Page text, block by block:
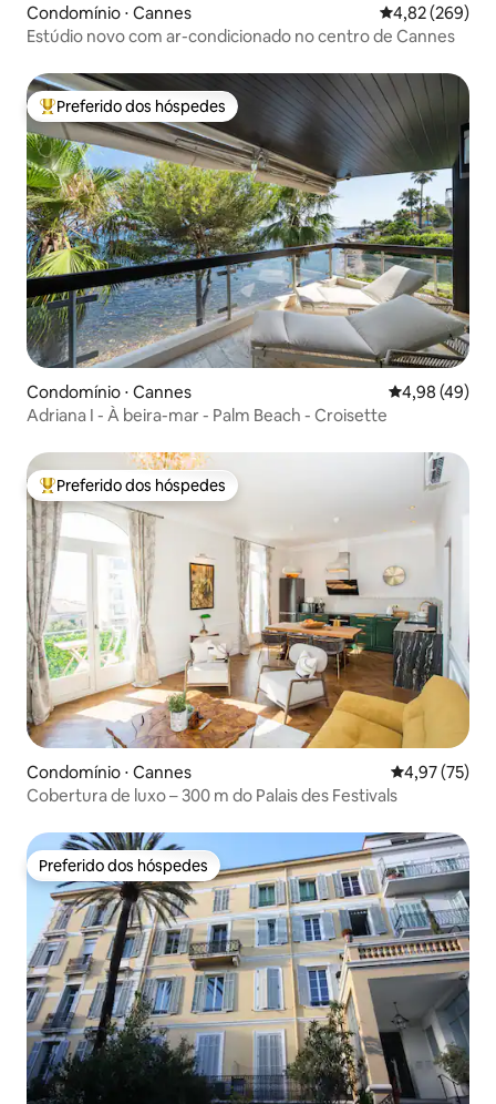
Condomínio ⋅ Cannes 4,82 de uma
4,82 (269)
Estúdio novo com ar-condicionado no centro de Cannes
Entre os melhores preferidos dos hóspedes
Preferido dos hóspedes
Condomínio ⋅ Cannes 4,98 de uma
4,98 (49)
Adriana I - À beira-mar - Palm Beach - Croisette
Entre os melhores preferidos dos hóspedes
Preferido dos hóspedes
Condomínio ⋅ Cannes 4,97 de uma
4,97 (75)
Cobertura de luxo – 300 m do Palais des Festivals
Preferido dos hóspedes
Preferido dos hóspedes